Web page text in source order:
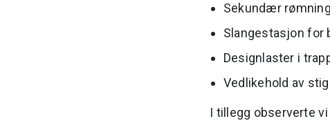
Sekundær
Slangestasjon for
Designlaster i
Vedlikehold av
I tillegg observerte